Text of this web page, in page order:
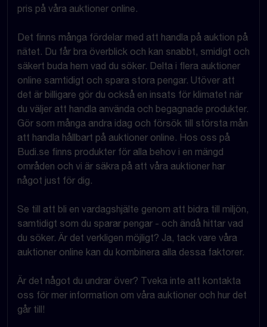
pris på våra auktioner online.
Det finns många fördelar med att handla på auktion på
nätet. Du får bra överblick och kan snabbt, smidigt och
säkert buda hem vad du söker. Delta i flera auktioner
online samtidigt och spara stora pengar. Utöver att
det är billigare gör du också en insats för klimatet när
du väljer att handla använda och begagnade produkter.
Gör som många andra idag och försök till största mån
att handla hållbart på auktioner online. Hos oss på
Budi.se finns produkter för alla behov i en mängd
områden och vi är säkra på att våra auktioner har
något just för dig.
Se till att bli en vardagshjälte genom att bidra till miljön,
samtidigt som du sparar pengar - och ändå hittar vad
du söker. Är det verkligen möjligt? Ja, tack vare våra
auktioner online kan du kombinera alla dessa faktorer.
Är det något du undrar över? Tveka inte att kontakta
oss för mer information om våra auktioner och hur det
går till!